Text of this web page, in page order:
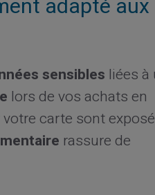
adapté aux
sensibles liées à
lors de vos achats en
carte sont
rassure de